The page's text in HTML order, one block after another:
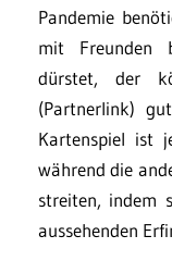
Pandemie
mit Freunden
dürstet, der
(Partnerlink)
Kartenspiel ist
während die
streiten, indem
aussehenden